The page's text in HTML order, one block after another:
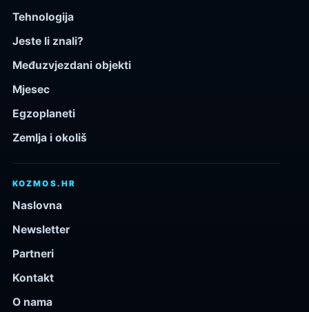
Tehnologija
Jeste li znali?
Međuzvjezdani objekti
Mjesec
Egzoplaneti
Zemlja i okoliš
KOZMOS.HR
Naslovna
Newsletter
Partneri
Kontakt
O nama